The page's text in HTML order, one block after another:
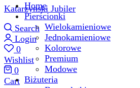
Katarzynski Jubiler
Search
Login
0
Wishlist
0
Cart
Home
Pierścionki
Wielokamieniowe
Jednokamieniowe
Kolorowe
Premium
Modowe
Biżuteria